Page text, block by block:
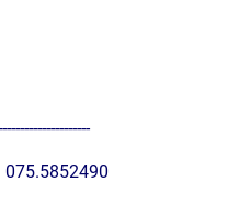
075.5852490